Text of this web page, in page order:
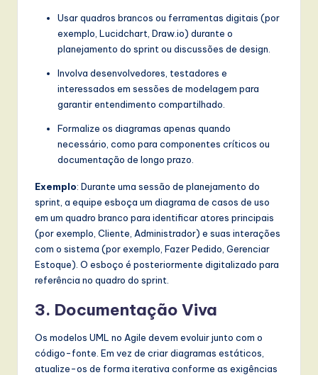
Usar quadros brancos ou ferramentas digitais (por
exemplo, Lucidchart, Draw.io) durante o
planejamento do sprint ou discussões de design.
Involva desenvolvedores, testadores e
interessados em sessões de modelagem para
garantir entendimento compartilhado.
Formalize os diagramas apenas quando
necessário, como para componentes críticos ou
documentação de longo prazo.
Exemplo: Durante uma sessão de planejamento do
sprint, a equipe esboça um diagrama de casos de uso
em um quadro branco para identificar atores principais
(por exemplo, Cliente, Administrador) e suas interações
com o sistema (por exemplo, Fazer Pedido, Gerenciar
Estoque). O esboço é posteriormente digitalizado para
referência no quadro do sprint.
3. Documentação Viva
Os modelos UML no Agile devem evoluir junto com o
código-fonte. Em vez de criar diagramas estáticos,
atualize-os de forma iterativa conforme as exigências